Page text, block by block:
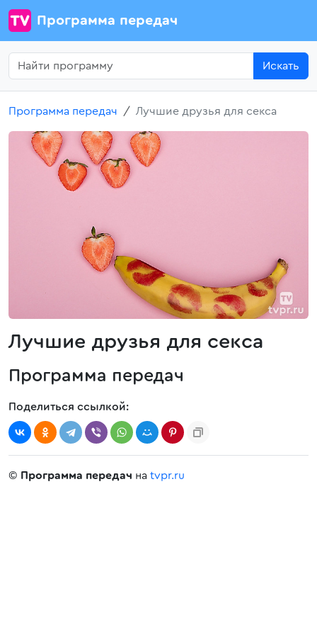
Программа передач
Искать
Программа передач Лучшие друзья для секса
Лучшие друзья для секса
Программа передач
Поделиться ссылкой:
© Программа передач на tvpr.ru